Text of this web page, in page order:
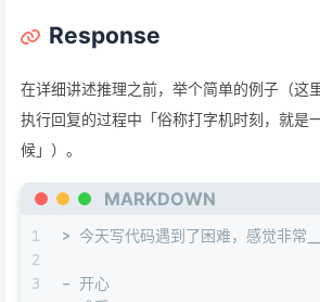
Response
在详细讲述推理之前，举个简单的例子（这
执行回复的过程中「俗称打字机时刻，就是
候」）。
MARKDOWN
1
2
3
> 今天写代码遇到了困难，感觉非常__
- 开心